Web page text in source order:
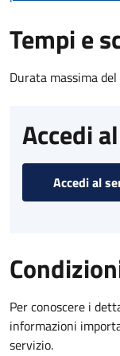
Tempi e
Durata massima
Accedi
Accedi al
Per conoscere i
informazioni
servizio.